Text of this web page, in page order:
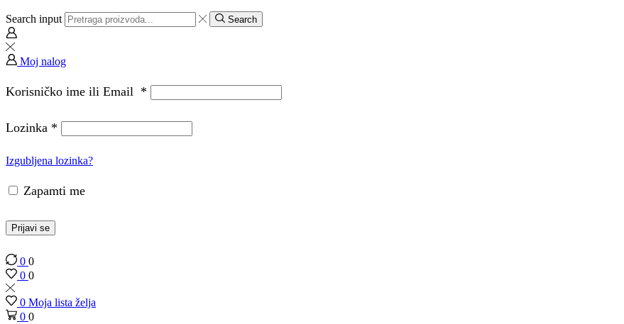
Search input Search
Moj nalog
Korisničko ime ili Email *
Lozinka *
Izgubljena lozinka?
Zapamti me
Prijavi se
0 0
0 0
0 Moja lista želja
0 0